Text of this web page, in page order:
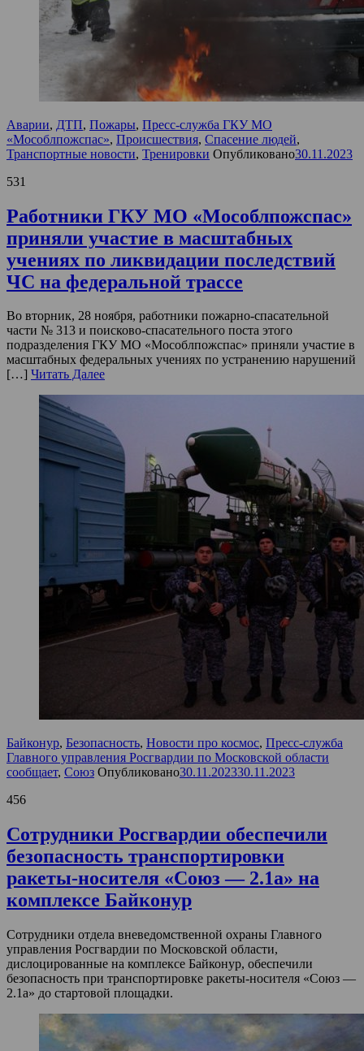
Аварии, ДТП, Пожары, Пресс-служба ГКУ МО
«Мособлпожспас», Происшествия, Спасение людей,
Транспортные новости, Тренировки Опубликовано30.11.2023
531
Работники ГКУ МО «Мособлпожспас»
приняли участие в масштабных
учениях по ликвидации последствий
ЧС на федеральной трассе
Во вторник, 28 ноября, работники пожарно-спасательной
части № 313 и поисково-спасательного поста этого
подразделения ГКУ МО «Мособлпожспас» приняли участие в
масштабных федеральных учениях по устранению нарушений
[…] Читать Далее
Байконур, Безопасность, Новости про космос, Пресс-служба
Главного управления Росгвардии по Московской области
сообщает, Союз Опубликовано30.11.202330.11.2023
456
Сотрудники Росгвардии обеспечили
безопасность транспортировки
ракеты-носителя «Союз — 2.1а» на
комплексе Байконур
Сотрудники отдела вневедомственной охраны Главного
управления Росгвардии по Московской области,
дислоцированные на комплексе Байконур, обеспечили
безопасность при транспортировке ракеты-носителя «Союз —
2.1а» до стартовой площадки.